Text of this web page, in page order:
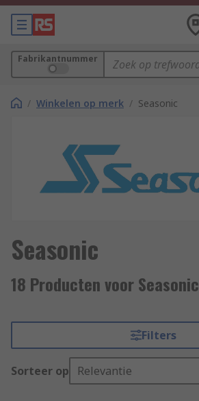
Fabrikantnummer
/ Winkelen op merk / Seasonic
Seasonic
18 Producten voor Seasonic
Filters
Sorteer op Relevantie